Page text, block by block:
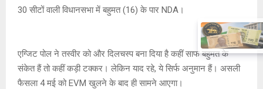
30 सीटों वाली विधानसभा में बहुमत (16) के पार NDA।
एग्जिट पोल ने तस्वीर को और दिलचस्प बना दिया है कहीं साफ बहुमत के
संकेत हैं तो कहीं कड़ी टक्कर। लेकिन याद रहे, ये सिर्फ अनुमान हैं। असली
फैसला 4 मई को EVM खुलने के बाद ही सामने आएगा।